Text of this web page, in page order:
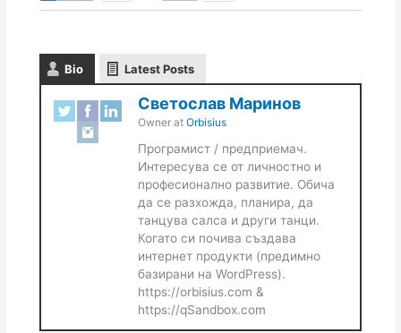
Bio Latest Posts
Светослав Маринов
Ownerat Orbisius
Програмист / предприемач.
Интересува се от личностно и
професионално развитие. Обича
да се разхожда, планира, да
танцува салса и други танци.
Когато си почива създава
интернет продукти (предимно
базирани на WordPress).
https://orbisius.com &
https://qSandbox.com